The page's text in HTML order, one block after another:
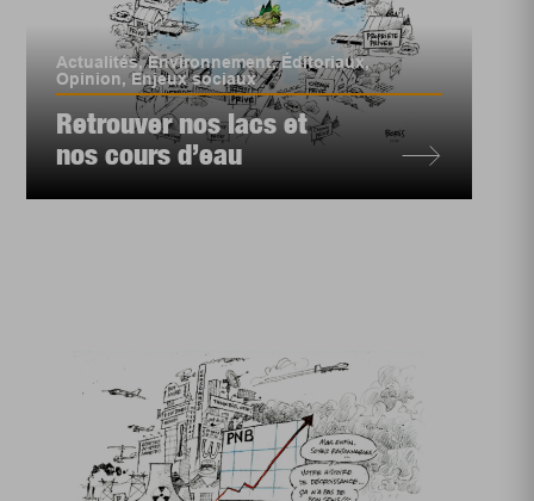
Actualités,Environnement,Éditoriaux,
Opinion,Enjeux sociaux
Retrouver nos lacs et
nos cours d’eau